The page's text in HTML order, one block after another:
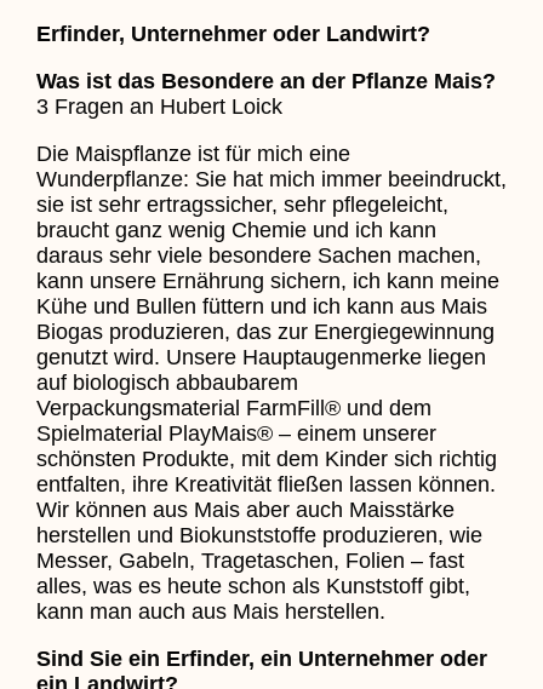
Erfinder, Unternehmer oder Landwirt?
Was ist das Besondere an der Pflanze Mais?
3 Fragen an Hubert Loick
Die Maispflanze ist für mich eine
Wunderpflanze: Sie hat mich immer beeindruckt,
sie ist sehr ertragssicher, sehr pflegeleicht,
braucht ganz wenig Chemie und ich kann
daraus sehr viele besondere Sachen machen,
kann unsere Ernährung sichern, ich kann meine
Kühe und Bullen füttern und ich kann aus Mais
Biogas produzieren, das zur Energiegewinnung
genutzt wird. Unsere Hauptaugenmerke liegen
auf biologisch abbaubarem
Verpackungsmaterial FarmFill® und dem
Spielmaterial PlayMais® – einem unserer
schönsten Produkte, mit dem Kinder sich richtig
entfalten, ihre Kreativität fließen lassen können.
Wir können aus Mais aber auch Maisstärke
herstellen und Biokunststoffe produzieren, wie
Messer, Gabeln, Tragetaschen, Folien – fast
alles, was es heute schon als Kunststoff gibt,
kann man auch aus Mais herstellen.
Sind Sie ein Erfinder, ein Unternehmer oder
ein Landwirt?